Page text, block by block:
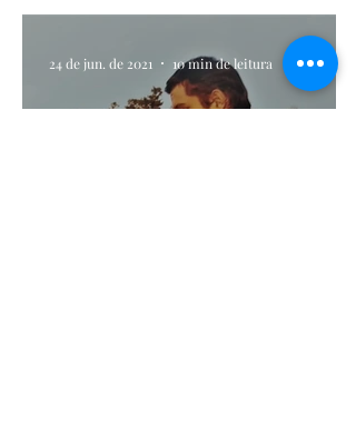
24 de jun. de 2021 10 min de leitura